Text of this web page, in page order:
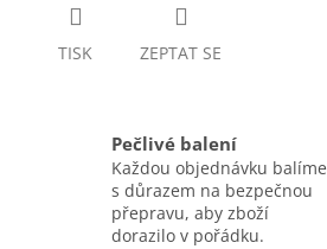
TISK ZEPTAT SE
Pečlivé balení
Každou objednávku balíme
s důrazem na bezpečnou
přepravu, aby zboží
dorazilo v pořádku.